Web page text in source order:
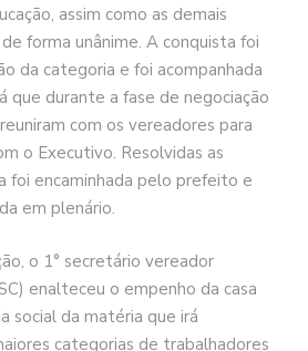
assim como as demais
forma unânime. A conquista foi
da categoria e foi acompanhada
que durante a fase de negociação
com os vereadores para
o Executivo. Resolvidas as
foi encaminhada pelo prefeito e
em plenário.
o 1° secretário vereador
enalteceu o empenho da casa
social da matéria que irá
categorias de trabalhadores